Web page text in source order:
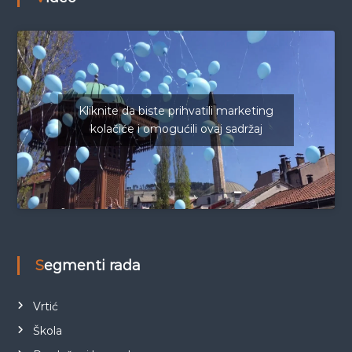
Kliknite da biste prihvatili marketing
kolačiće i omogućili ovaj sadržaj
Segmenti rada
Vrtić
Škola